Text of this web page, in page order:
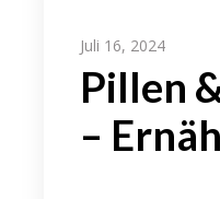
Juli 16, 2024
Pillen
–